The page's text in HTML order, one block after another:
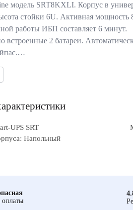
модель SRT8KXLI. Корпус в
стойки 6U. Активная мощность
работы ИБП составляет 6 минут.
встроенные 2 батареи.
UPS SRT
Напольный
оплаты